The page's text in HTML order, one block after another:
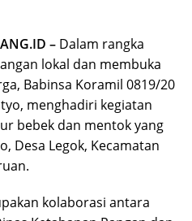
– Dalam rangka
lokal dan membuka
Babinsa Koramil 0819/20
menghadiri kegiatan
bebek dan mentok yang
Desa Legok, Kecamatan
kolaborasi antara